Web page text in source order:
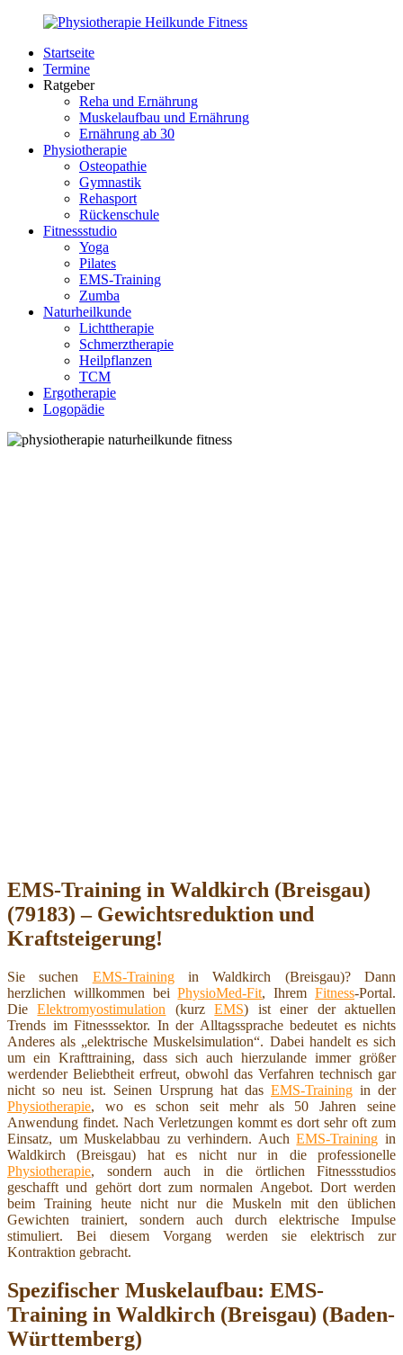
Zurück
Inhalt
PhysioMed-
Fit.de
Gesundheit
Startseite
Termine
Ratgeber
Reha und Ernährung
Muskelaufbau und Ernährung
Ernährung ab 30
Physiotherapie
Osteopathie
Gymnastik
Rehasport
Rückenschule
Fitnessstudio
Yoga
Pilates
EMS-Training
Zumba
Naturheilkunde
Lichttherapie
Schmerztherapie
Heilpflanzen
TCM
Ergotherapie
Logopädie
EMS-Training in Waldkirch (Breisgau)
(79183) – Gewichtsreduktion und
Kraftsteigerung!
Sie suchen EMS-Trainingin Waldkirch (Breisgau)? Dann
herzlichen willkommen beiPhysioMed-Fit, IhremFitness-Portal.
DieElektromyostimulation (kurzEMS) ist einer der aktuellen
Trends im Fitnesssektor. In der Alltagssprache bedeutet es nichts
Anderes als „elektrische Muskelsimulation“. Dabei handelt es sich
um ein Krafttraining, dass sich auch hierzulande immer größer
werdender Beliebtheit erfreut, obwohl das Verfahren technisch gar
nicht so neu ist. Seinen Ursprung hat das EMS-Training in der
Physiotherapie, wo es schon seit mehr als 50 Jahren seine
Anwendung findet. Nach Verletzungen kommt es dort sehr oft zum
Einsatz, um Muskelabbau zu verhindern. AuchEMS-Training in
Waldkirch (Breisgau) hat es nicht nur in die professionelle
Physiotherapie, sondern auch in die örtlichen Fitnessstudios
geschafft und gehört dort zum normalen Angebot. Dort werden
beim Training heute nicht nur die Muskeln mit den üblichen
Gewichten trainiert, sondern auch durch elektrische Impulse
stimuliert. Bei diesem Vorgang werden sie elektrisch zur
Kontraktion gebracht.
Spezifischer Muskelaufbau: EMS-
Training in Waldkirch (Breisgau) (Baden-
Württemberg)